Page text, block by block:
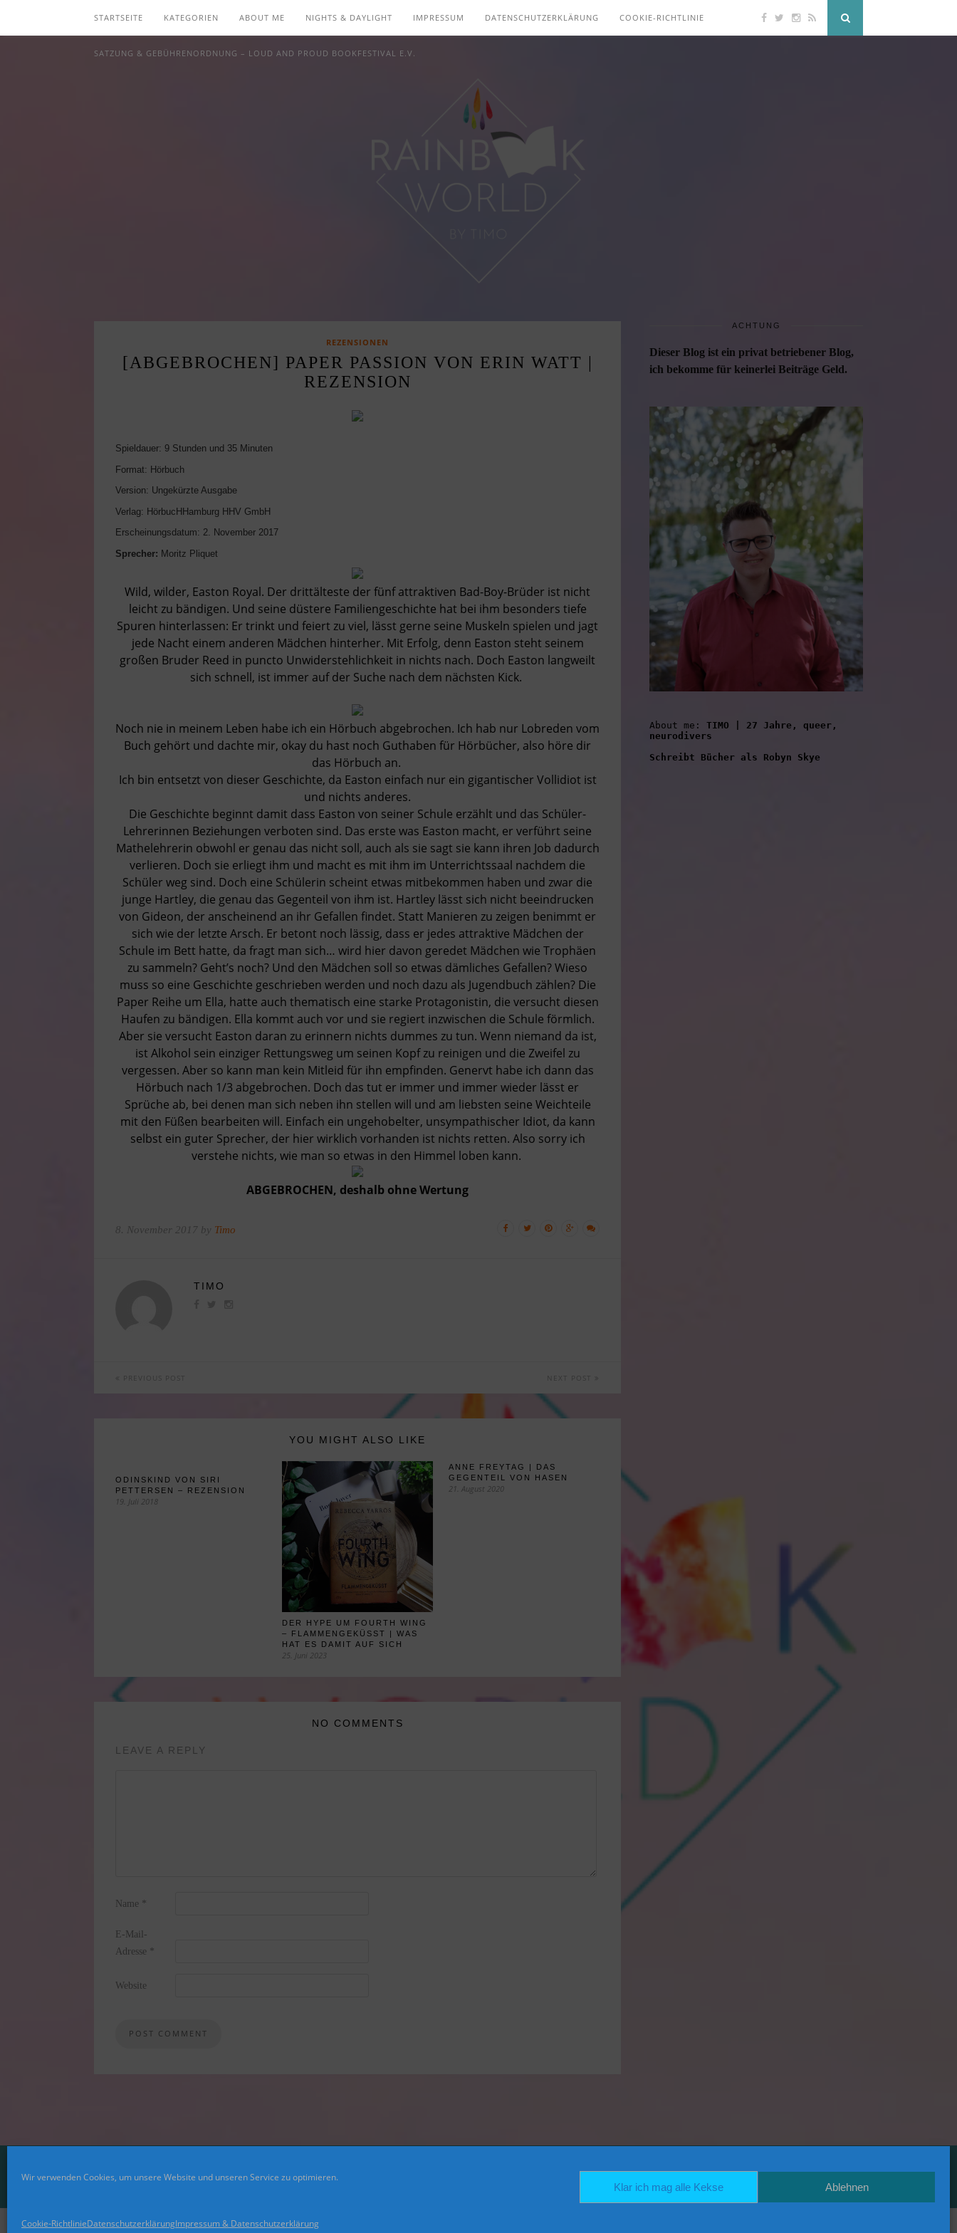
Wir verwenden Cookies, um unsere Website und unseren Service zu optimieren.
Klar ich mag alle Kekse Ablehnen
Cookie-RichtlinieDatenschutzerklärungImpressum & Datenschutzerklärung
STARTSEITE KATEGORIEN ABOUT ME NIGHTS & DAYLIGHT IMPRESSUM DATENSCHUTZERKLÄRUNG COOKIE-RICHTLINIE
SATZUNG & GEBÜHRENORDNUNG – LOUD AND PROUD BOOKFESTIVAL E.V.
REZENSIONEN
[ABGEBROCHEN] PAPER PASSION VON ERIN WATT |
REZENSION
Spieldauer: 9 Stunden und 35 Minuten
Format: Hörbuch
Version: Ungekürzte Ausgabe
Verlag: HörbucHHamburg HHV GmbH
Erscheinungsdatum: 2. November 2017
Sprecher: Moritz Pliquet
Wild, wilder, Easton Royal. Der drittälteste der fünf attraktiven Bad-Boy-Brüder ist nicht
leicht zu bändigen. Und seine düstere Familiengeschichte hat bei ihm besonders tiefe
Spuren hinterlassen: Er trinkt und feiert zu viel, lässt gerne seine Muskeln spielen und jagt
jede Nacht einem anderen Mädchen hinterher. Mit Erfolg, denn Easton steht seinem
großen Bruder Reed in puncto Unwiderstehlichkeit in nichts nach. Doch Easton langweilt
sich schnell, ist immer auf der Suche nach dem nächsten Kick.
Noch nie in meinem Leben habe ich ein Hörbuch abgebrochen. Ich hab nur Lobreden vom
Buch gehört und dachte mir, okay du hast noch Guthaben für Hörbücher, also höre dir
das Hörbuch an.
Ich bin entsetzt von dieser Geschichte, da Easton einfach nur ein gigantischer Vollidiot ist
und nichts anderes.
Die Geschichte beginnt damit dass Easton von seiner Schule erzählt und das Schüler-
Lehrerinnen Beziehungen verboten sind. Das erste was Easton macht, er verführt seine
Mathelehrerin obwohl er genau das nicht soll, auch als sie sagt sie kann ihren Job dadurch
verlieren. Doch sie erliegt ihm und macht es mit ihm im Unterrichtssaal nachdem die
Schüler weg sind. Doch eine Schülerin scheint etwas mitbekommen haben und zwar die
junge Hartley, die genau das Gegenteil von ihm ist. Hartley lässt sich nicht beeindrucken
von Gideon, der anscheinend an ihr Gefallen findet. Statt Manieren zu zeigen benimmt er
sich wie der letzte Arsch. Er betont noch lässig, dass er jedes attraktive Mädchen der
Schule im Bett hatte, da fragt man sich… wird hier davon geredet Mädchen wie Trophäen
zu sammeln? Geht’s noch? Und den Mädchen soll so etwas dämliches Gefallen? Wieso
muss so eine Geschichte geschrieben werden und noch dazu als Jugendbuch zählen? Die
Paper Reihe um Ella, hatte auch thematisch eine starke Protagonistin, die versucht diesen
Haufen zu bändigen. Ella kommt auch vor und sie regiert inzwischen die Schule förmlich.
Aber sie versucht Easton daran zu erinnern nichts dummes zu tun. Wenn niemand da ist,
ist Alkohol sein einziger Rettungsweg um seinen Kopf zu reinigen und die Zweifel zu
vergessen. Aber so kann man kein Mitleid für ihn empfinden. Genervt habe ich dann das
Hörbuch nach 1/3 abgebrochen. Doch das tut er immer und immer wieder lässt er
Sprüche ab, bei denen man sich neben ihn stellen will und am liebsten seine Weichteile
mit den Füßen bearbeiten will. Einfach ein ungehobelter, unsympathischer Idiot, da kann
selbst ein guter Sprecher, der hier wirklich vorhanden ist nichts retten. Also sorry ich
verstehe nichts, wie man so etwas in den Himmel loben kann.
ABGEBROCHEN, deshalb ohne Wertung
8. November 2017 by Timo
TIMO
PREVIOUS POST NEXT POST
YOU MIGHT ALSO LIKE
ODINSKIND VON SIRI
PETTERSEN – REZENSION
19. Juli 2018
DER HYPE UM FOURTH WING
– FLAMMENGEKÜSST | WAS
HAT ES DAMIT AUF SICH
25. Juni 2023
ANNE FREYTAG | DAS
GEGENTEIL VON HASEN
21. August 2020
NO COMMENTS
LEAVE A REPLY
Name *
E-Mail-
Adresse *
Website
ACHTUNG
Dieser Blog ist ein privat betriebener Blog,
ich bekomme für keinerlei Beiträge Geld.
About me: TIMO | 27 Jahre, queer,
neurodivers
Schreibt Bücher als Robyn Skye
FACEBOOK
© 2021 Rainbookworld. All Rights Reserved. Design by Blogger Beratung